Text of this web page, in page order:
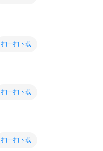
扫一扫下载
扫一扫下载
扫一扫下载